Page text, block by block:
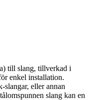
till slang, tillverkad i
enkel installation.
slangar, eller annan
slang kan en